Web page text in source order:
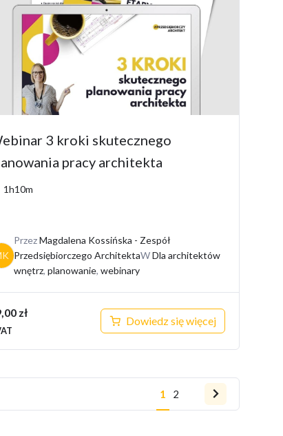
3 kroki skutecznego
pracy architekta
1h10m
PrzezMagdalena Kossińska - Zespół
Przedsiębiorczego ArchitektaWDla architektów
wnętrz,planowanie,webinary
zł
Dowiedz się więcej
1 2
Następna